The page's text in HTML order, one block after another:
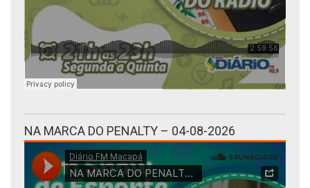
NA MARCA DO PENALTY – 04-08-2026